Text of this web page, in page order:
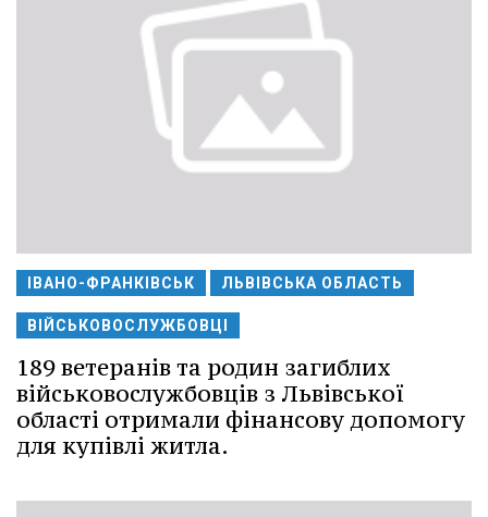
ІВАНО-ФРАНКІВСЬК ЛЬВІВСЬКА ОБЛАСТЬ
ВІЙСЬКОВОСЛУЖБОВЦІ
189 ветеранів та родин загиблих
військовослужбовців з Львівської
області отримали фінансову допомогу
для купівлі житла.